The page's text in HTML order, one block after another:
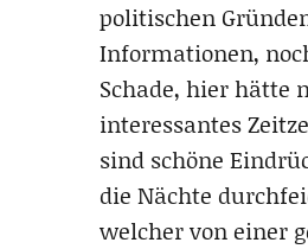
politischen
Informationen,
Schade, hier hätte
interessantes
sind schöne
die Nächte
welcher von einer